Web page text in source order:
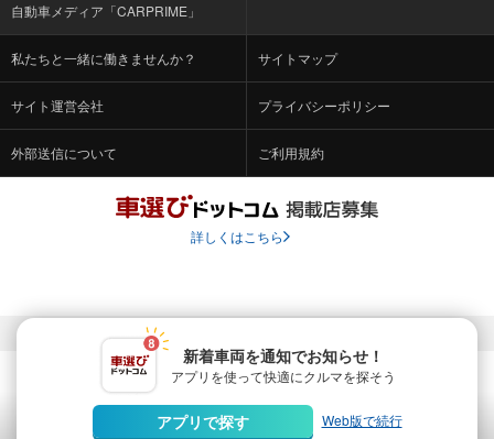
新着車両を通知でお知らせ！
アプリを使って快適にクルマを探そう
アプリで探す Web版で続行
自動車メディア「CARPRIME」
私たちと一緒に働きませんか？ サイトマップ
サイト運営会社 プライバシーポリシー
外部送信について ご利用規約
詳しくはこちら
© Fabrica Communications Co., LTD.
当サイトを運営する株式会社ファブリカコミュニケーションズ
は、株式会社ファブリカホールディングス（東証スタンダード上
場 証券コード：4193）のグループ会社です。